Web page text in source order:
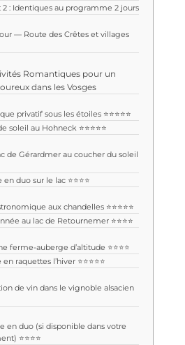
2 : Identiques au programme 2 jours
— Route des Crêtes et villages
Romantiques pour un
dans les Vosges
privatif sous les étoiles ⭐⭐⭐⭐⭐
soleil au Hohneck ⭐⭐⭐⭐⭐
de Gérardmer au coucher du soleil
duo sur le lac ⭐⭐⭐⭐
aux chandelles ⭐⭐⭐⭐⭐
au lac de Retournemer ⭐⭐⭐⭐
ferme-auberge d’altitude ⭐⭐⭐⭐
raquettes l’hiver ⭐⭐⭐⭐⭐
de vin dans le vignoble alsacien
en duo (si disponible dans votre
⭐⭐⭐⭐